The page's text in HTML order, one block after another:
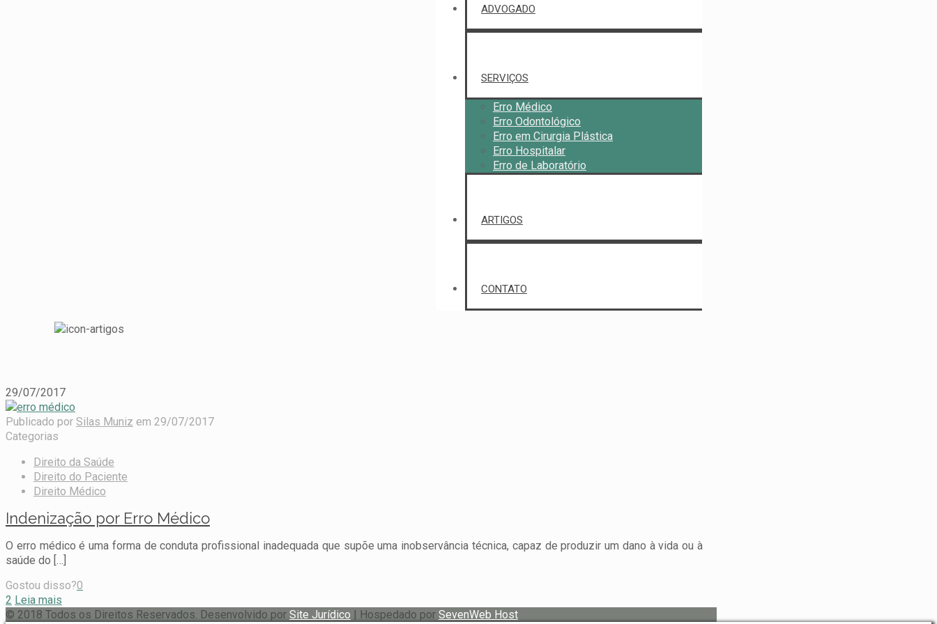
ADVOGADO
SERVIÇOS
Erro Médico
Erro Odontológico
Erro em Cirurgia Plástica
Erro Hospitalar
Erro de Laboratório
ARTIGOS
CONTATO
29/07/2017
Publicado por Silas Muniz em 29/07/2017
Categorias
Direito da Saúde
Direito do Paciente
Direito Médico
Indenização por Erro Médico
O erro médico é uma forma de conduta profissional inadequada que supõe uma inobservância técnica, capaz de produzir um dano à vida ou à
saúde do […]
Gostou disso?0
2 Leia mais
© 2018 Todos os Direitos Reservados. Desenvolvido por Site Jurídico | Hospedado por SevenWeb Host